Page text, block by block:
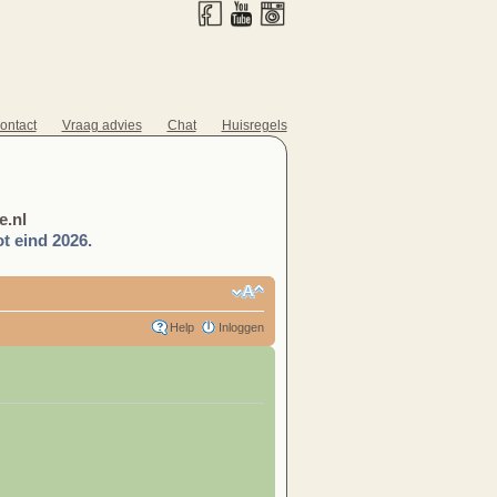
Vraag advies Chat Huisregels
eind 2026.
Help Inloggen